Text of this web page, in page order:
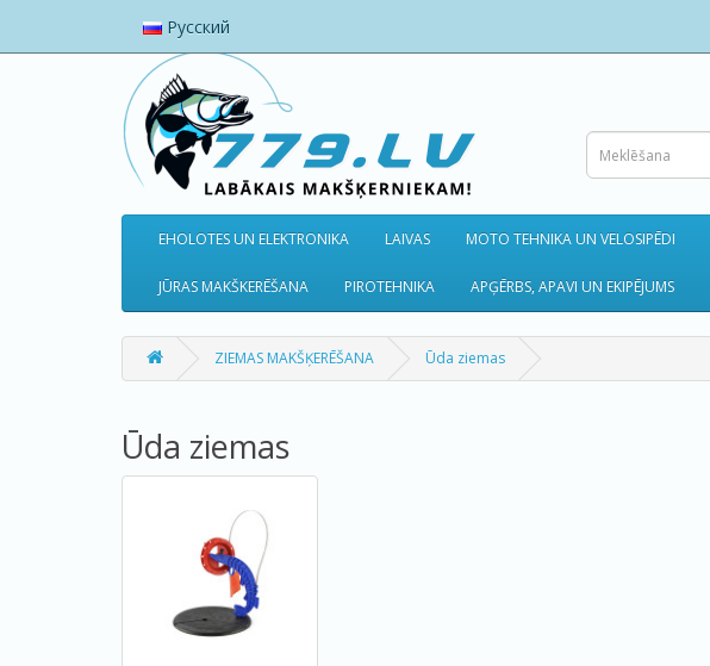
Русский
EHOLOTES UN ELEKTRONIKA LAIVAS MOTO TEHNIKA UN VELOSIPĒDI
JŪRAS MAKŠKERĒŠANA PIROTEHNIKA APĢĒRBS, APAVI UN EKIPĒJUMS
ZIEMAS MAKŠĶERĒŠANA Ūda ziemas
Ūda ziemas